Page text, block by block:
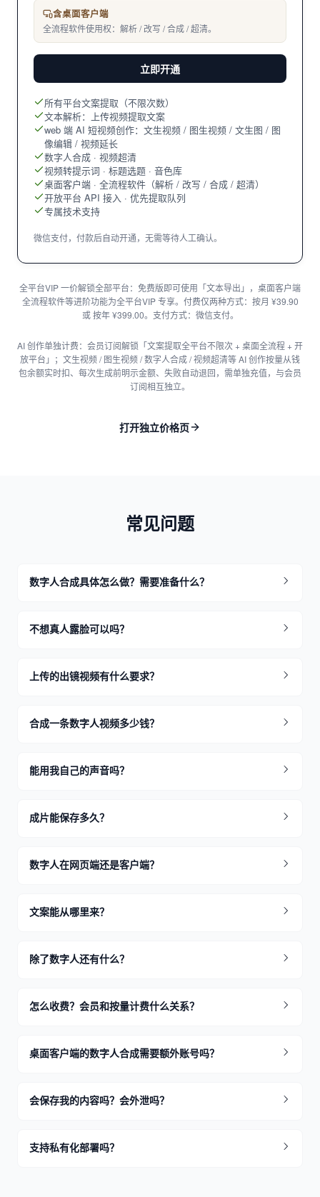
含桌面客户端
全流程软件使用权：解析 / 改写 / 合成 / 超清。
立即开通
所有平台文案提取（不限次数）
文本解析：上传视频提取文案
web 端 AI 短视频创作：文生视频 / 图生视频 / 文生图 / 图
像编辑 / 视频延长
数字人合成 · 视频超清
视频转提示词 · 标题选题 · 音色库
桌面客户端 · 全流程软件（解析 / 改写 / 合成 / 超清）
开放平台 API 接入 · 优先提取队列
专属技术支持
微信支付，付款后自动开通，无需等待人工确认。
全平台VIP 一价解锁全部平台：免费版即可使用「文本导出」，桌面客户端
全流程软件等进阶功能为全平台VIP 专享。付费仅两种方式：按月 ¥39.90
或 按年 ¥399.00。支付方式：微信支付。
AI 创作单独计费：会员订阅解锁「文案提取全平台不限次 + 桌面全流程 + 开
放平台」；文生视频 / 图生视频 / 数字人合成 / 视频超清等 AI 创作按量从钱
包余额实时扣、每次生成前明示金额、失败自动退回，需单独充值，与会员
订阅相互独立。
打开独立价格页
常见问题
数字人合成具体怎么做？需要准备什么？
不想真人露脸可以吗？
上传的出镜视频有什么要求？
合成一条数字人视频多少钱？
能用我自己的声音吗？
成片能保存多久？
数字人在网页端还是客户端？
文案能从哪里来？
除了数字人还有什么？
怎么收费？会员和按量计费什么关系？
桌面客户端的数字人合成需要额外账号吗？
会保存我的内容吗？会外泄吗？
支持私有化部署吗？